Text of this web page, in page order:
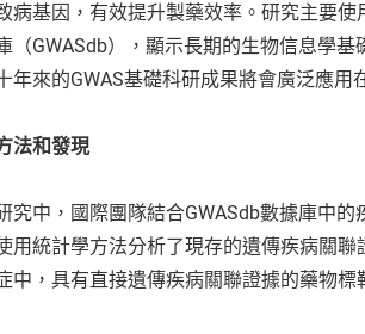
病基因，有效提升製藥效率。研究主要
（GWASdb），顯示長期的生物信息學
年來的GWAS基礎科研成果將會廣泛應用
法和發現
究中，國際團隊結合GWASdb數據庫中
用統計學方法分析了現存的遺傳疾病關
中，具有直接遺傳疾病關聯證據的藥物